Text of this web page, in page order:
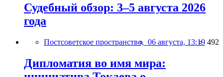
Судебный обзор: 3–5 августа 2026
года
Постсоветское пространство, 06 августа, 13:19 492
Дипломатия во имя мира: